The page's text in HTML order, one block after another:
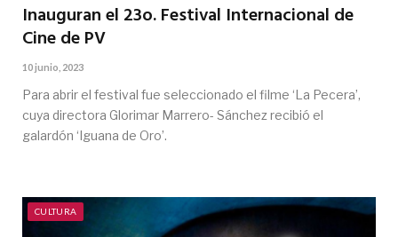
Inauguran el 23o. Festival Internacional de
Cine de PV
10 junio, 2023
Para abrir el festival fue seleccionado el filme ‘La Pecera’,
cuya directora Glorimar Marrero- Sánchez recibió el
galardón ‘Iguana de Oro’.
CULTURA